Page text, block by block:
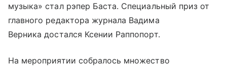
музыка» стал рэпер Баста. Специальный приз от
главного редактора журнала Вадима
Верника достался Ксении Раппопорт.
На мероприятии собралось множество